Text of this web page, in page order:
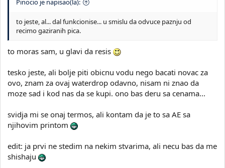
Pinocio je napisao(la):
to jeste, al... dal funkcionise... u smislu da odvuce paznju od
recimo gaziranih pica.
to moras sam, u glavi da resis
tesko jeste, ali bolje piti obicnu vodu nego bacati novac za
ovo, znam za ovaj waterdrop odavno, nisam ni znao da
moze sad i kod nas da se kupi. ono bas deru sa cenama...
svidja mi se onaj termos, ali kontam da je to sa AE sa
njihovim printom
edit: ja prvi ne stedim na nekim stvarima, ali necu bas da me
shishaju